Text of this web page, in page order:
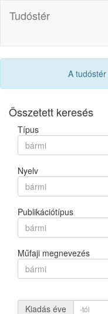
Tudóstér
A tudóstér
Összetett keresés
Típus
bármi
Nyelv
bármi
Publikációtípus
bármi
Műfaji megnevezés
bármi
Kiadás éve